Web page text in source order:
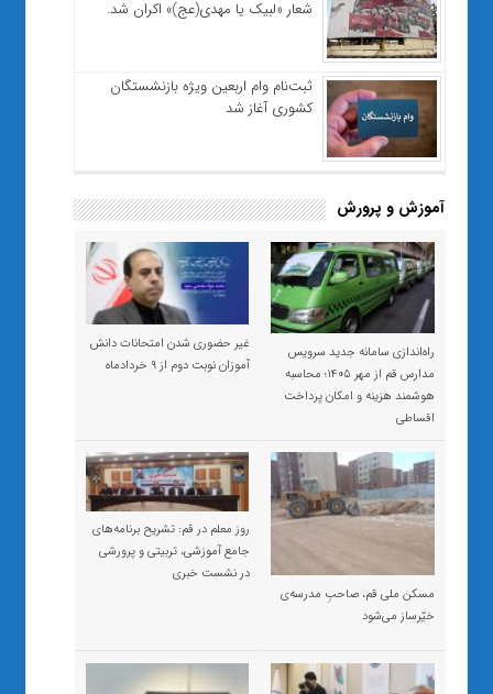
شعار «لبیک یا مهدی(عج)» اکران شد.
ثبت‌نام وام اربعین ویژه بازنشستگان
کشوری آغاز شد
آموزش و پرورش
راه‌اندازی سامانه جدید سرویس
مدارس قم از مهر ۱۴۰۵؛ محاسبه
هوشمند هزینه و امکان پرداخت
اقساطی
غیر حضوری شدن امتحانات دانش
آموزان نوبت دوم از ۹ خردادماه
مسکن ملی قم، صاحبِ مدرسه‌ی
خیّرساز می‌شود
روز معلم در قم: تشریح برنامه‌های
جامع آموزشی، تربیتی و پرورشی
در نشست خبری